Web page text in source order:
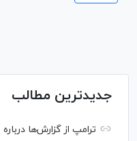
جدیدترین مطالب
ترامپ از گزارش‌ها